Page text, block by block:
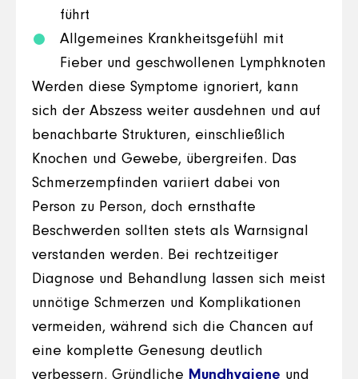
führt
Allgemeines Krankheitsgefühl mit
Fieber und geschwollenen Lymphknoten
Werden diese Symptome ignoriert, kann
sich der Abszess weiter ausdehnen und auf
benachbarte Strukturen, einschließlich
Knochen und Gewebe, übergreifen. Das
Schmerzempfinden variiert dabei von
Person zu Person, doch ernsthafte
Beschwerden sollten stets als Warnsignal
verstanden werden. Bei rechtzeitiger
Diagnose und Behandlung lassen sich meist
unnötige Schmerzen und Komplikationen
vermeiden, während sich die Chancen auf
eine komplette Genesung deutlich
verbessern. Gründliche Mundhygiene und